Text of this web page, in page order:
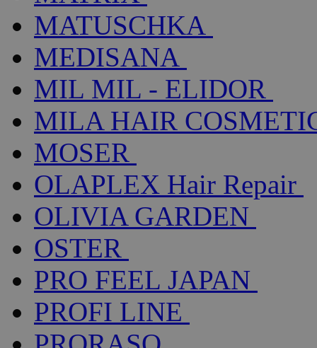
MATUSCHKA
MEDISANA
MIL MIL - ELIDOR
MILA HAIR
MOSER
OLAPLEX Hair Repair
OLIVIA GARDEN
OSTER
PRO FEEL JAPAN
PROFI LINE